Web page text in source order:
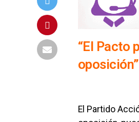
“El Pacto
oposición”
El Partido